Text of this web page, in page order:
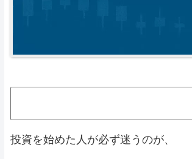
投資を始めた人が必ず迷うのが、